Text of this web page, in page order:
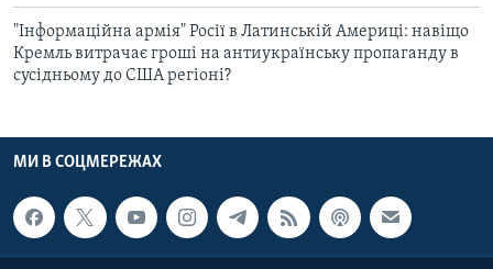
"Інформаційна армія" Росії в Латинській Америці: навіщо
Кремль витрачає гроші на антиукраїнську пропаганду в
сусідньому до США регіоні?
МИ В СОЦМЕРЕЖАХ